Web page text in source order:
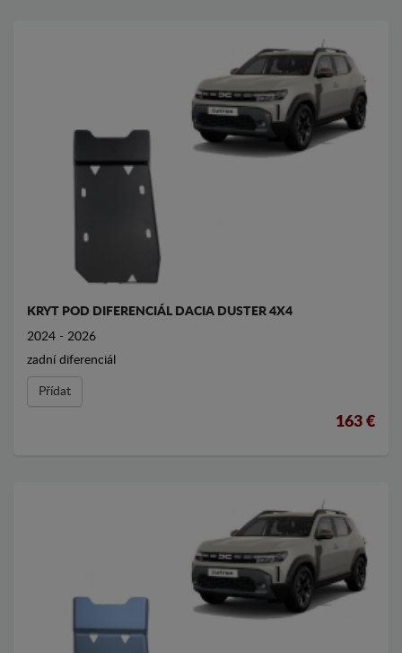
KRYT POD DIFERENCIÁL DACIA DUSTER 4X4
2024 - 2026
zadní diferenciál
Přídat
163 €